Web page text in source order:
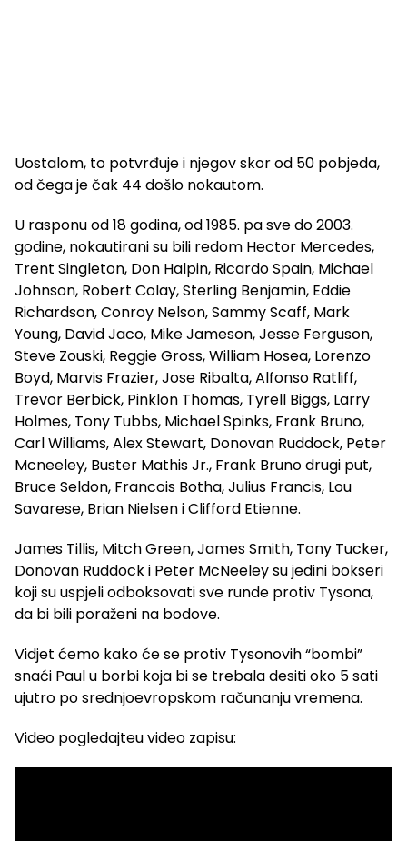
Uostalom, to potvrđuje i njegov skor od 50 pobjeda,
od čega je čak 44 došlo nokautom.
U rasponu od 18 godina, od 1985. pa sve do 2003.
godine, nokautirani su bili redom Hector Mercedes,
Trent Singleton, Don Halpin, Ricardo Spain, Michael
Johnson, Robert Colay, Sterling Benjamin, Eddie
Richardson, Conroy Nelson, Sammy Scaff, Mark
Young, David Jaco, Mike Jameson, Jesse Ferguson,
Steve Zouski, Reggie Gross, William Hosea, Lorenzo
Boyd, Marvis Frazier, Jose Ribalta, Alfonso Ratliff,
Trevor Berbick, Pinklon Thomas, Tyrell Biggs, Larry
Holmes, Tony Tubbs, Michael Spinks, Frank Bruno,
Carl Williams, Alex Stewart, Donovan Ruddock, Peter
Mcneeley, Buster Mathis Jr., Frank Bruno drugi put,
Bruce Seldon, Francois Botha, Julius Francis, Lou
Savarese, Brian Nielsen i Clifford Etienne.
James Tillis, Mitch Green, James Smith, Tony Tucker,
Donovan Ruddock i Peter McNeeley su jedini bokseri
koji su uspjeli odboksovati sve runde protiv Tysona,
da bi bili poraženi na bodove.
Vidjet ćemo kako će se protiv Tysonovih “bombi”
snaći Paul u borbi koja bi se trebala desiti oko 5 sati
ujutro po srednjoevropskom računanju vremena.
Video pogledajteu video zapisu: